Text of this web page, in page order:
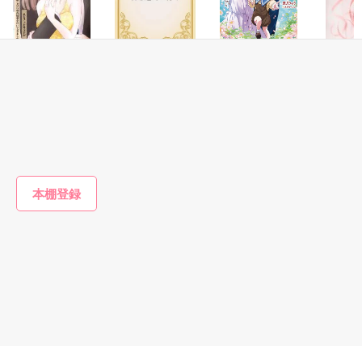
作品を読む
シゴデキで冷徹な上司が見せる素顔は、なぜか想像以上に甘く
て……🐥💓🦅